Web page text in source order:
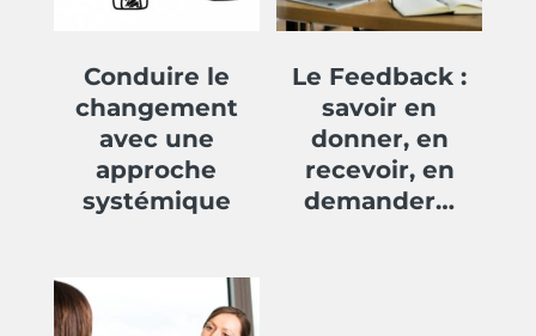
Conduire le
changement
avec une
approche
systémique
Le Feedback :
savoir en
donner, en
recevoir, en
demander…